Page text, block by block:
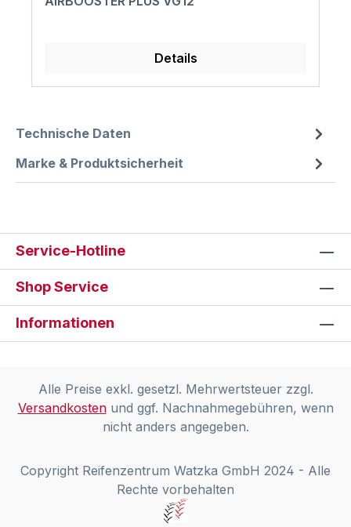
Details
Technische Daten
Marke & Produktsicherheit
Service-Hotline
Shop Service
Informationen
Alle Preise exkl. gesetzl. Mehrwertsteuer zzgl.
Versandkostenund ggf. Nachnahmegebühren, wenn
nicht anders angegeben.
Copyright Reifenzentrum Watzka GmbH 2024 - Alle
Rechte vorbehalten